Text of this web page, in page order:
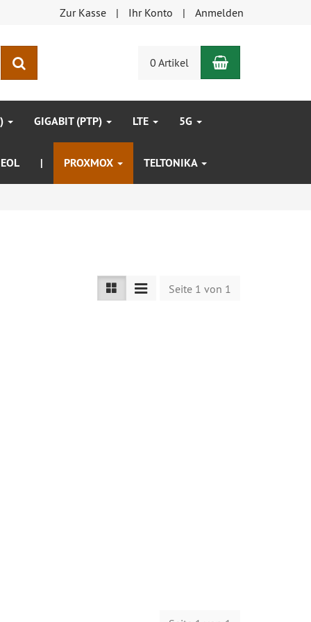
Zur Kasse Ihr Konto Anmelden
0 Artikel Warenkorb
GIGABIT (PTP) LTE 5G
EOL | PROXMOX TELTONIKA
Seite 1 von 1